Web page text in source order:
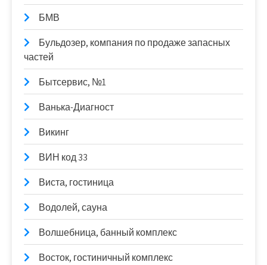
БМВ
Бульдозер, компания по продаже запасных
частей
Бытсервис, №1
Ванька-Диагност
Викинг
ВИН код 33
Виста, гостиница
Водолей, сауна
Волшебница, банный комплекс
Восток, гостиничный комплекс